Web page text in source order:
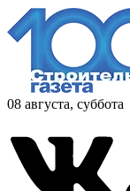
08 августа, суббота